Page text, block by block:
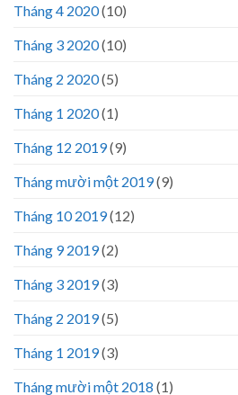
Tháng 4 2020(10)
Tháng 3 2020(10)
Tháng 2 2020(5)
Tháng 1 2020(1)
Tháng 12 2019(9)
Tháng mười một 2019(9)
Tháng 10 2019(12)
Tháng 9 2019(2)
Tháng 3 2019(3)
Tháng 2 2019(5)
Tháng 1 2019(3)
Tháng mười một 2018 (1)